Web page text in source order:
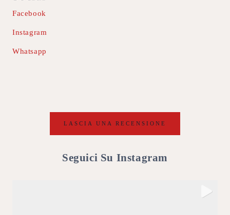
Facebook
Instagram
Whatsapp
LASCIA UNA RECENSIONE
Seguici Su Instagram